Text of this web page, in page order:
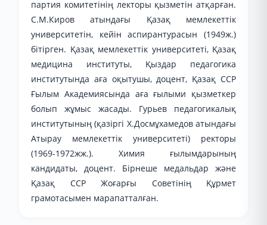
партия комитетінің лекторы қызметін атқарған.
С.М.Киров атындағы Қазақ мемлекеттік
университетін, кейін аспирантурасын (1949ж.)
бітірген. Қазақ мемлекеттік университеті, Қазақ
медицина институты, Қыздар педагогика
институтында аға оқытушы, доцент, Қазақ ССР
Ғылым Академиясында аға ғылыми қызметкер
болып жұмыс жасады. Гурьев педагогикалық
институтының (қазіргі Х.Досмұхамедов атындағы
Атырау мемлекеттік университеті) ректоры
(1969-1972жж.). Химия ғылымдарының
кандидаты, доцент. Бірнеше медальдар және
Қазақ ССР Жоғарғы Советінің Құрмет
грамотасымен марапатталған.